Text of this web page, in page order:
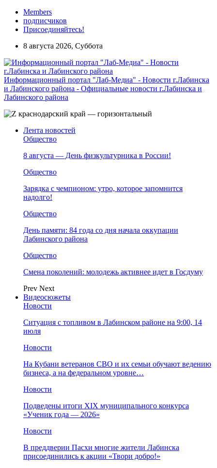
Members
подписчиков
Присоединяйтесь!
8 августа 2026, Суббота
Информационный портал "Лаб-Медиа" - Новости г.Лабинска
и Лабинского района - Официальные новости г.Лабинска и
Лабинского района
Лента новостей
Общество
8 августа — День физкультурника в России!
Общество
Зарядка с чемпионом: утро, которое запомнится
надолго!
Общество
День памяти: 84 года со дня начала оккупации
Лабинского района
Общество
Смена поколений: молодежь активнее идет в Госдуму
Prev Next
Видеосюжеты
Новости
Ситуация с топливом в Лабинском районе на 9:00, 14
июля
Новости
На Кубани ветеранов СВО и их семьи обучают ведению
бизнеса, а на федеральном уровне…
Новости
Подведены итоги XIX муниципального конкурса
«Ученик года — 2026»
Новости
В преддверии Пасхи многие жители Лабинска
присоединились к акции «Твори добро!»